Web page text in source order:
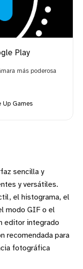
Play
más poderosa
Up Games
sencilla y
y versátiles.
el histograma, el
modo GIF o el
editor integrado
recomendada para
fotográfica